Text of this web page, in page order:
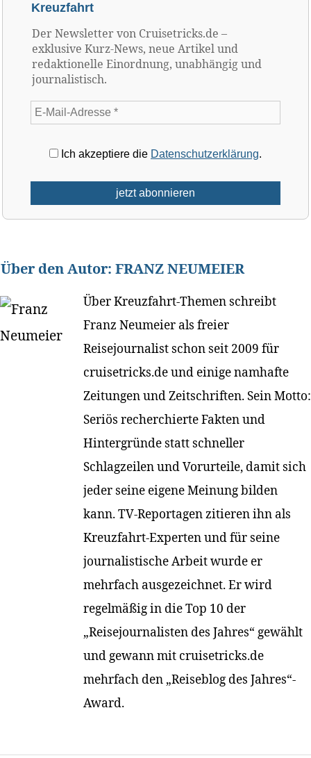
Kreuzfahrt
Der Newsletter von Cruisetricks.de –
exklusive Kurz-News, neue Artikel und
redaktionelle Einordnung, unabhängig und
journalistisch.
Ich akzeptiere die Datenschutzerklärung.
Über den Autor: FRANZ NEUMEIER
Über Kreuzfahrt-Themen schreibt
Franz Neumeier als freier
Reisejournalist schon seit 2009 für
cruisetricks.de und einige namhafte
Zeitungen und Zeitschriften. Sein Motto:
Seriös recherchierte Fakten und
Hintergründe statt schneller
Schlagzeilen und Vorurteile, damit sich
jeder seine eigene Meinung bilden
kann. TV-Reportagen zitieren ihn als
Kreuzfahrt-Experten und für seine
journalistische Arbeit wurde er
mehrfach ausgezeichnet. Er wird
regelmäßig in die Top 10 der
„Reisejournalisten des Jahres“ gewählt
und gewann mit cruisetricks.de
mehrfach den „Reiseblog des Jahres“-
Award.